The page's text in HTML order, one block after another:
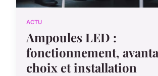
ACTU
Ampoules LED :
fonctionnement,
choix et installation